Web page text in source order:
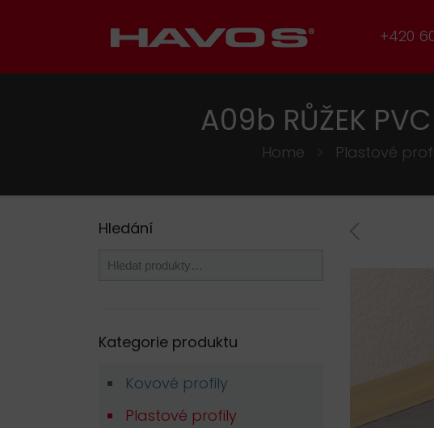
+420
A09b RŮŽEK
Home Plastové
Hledání
Kategorie produktu
Kovové profily
Plastové profily